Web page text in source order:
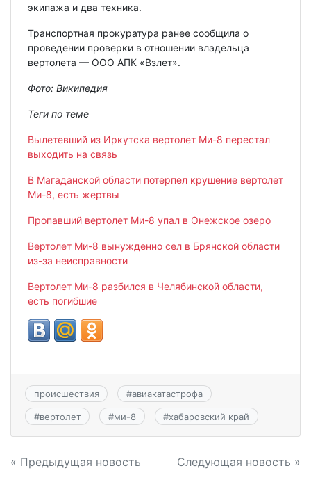
экипажа и два техника.
Транспортная прокуратура ранее сообщила о
проведении проверки в отношении владельца
вертолета — ООО АПК «Взлет».
Фото: Википедия
Теги по теме
Вылетевший из Иркутска вертолет Ми-8 перестал
выходить на связь
В Магаданской области потерпел крушение вертолет
Ми-8, есть жертвы
Пропавший вертолет Ми-8 упал в Онежское озеро
Вертолет Ми-8 вынужденно сел в Брянской области
из-за неисправности
Вертолет Ми-8 разбился в Челябинской области,
есть погибшие
происшествия #авиакатастрофа
#вертолет #ми-8 #хабаровский край
Навигация
« Предыдущая новость Следующая новость »